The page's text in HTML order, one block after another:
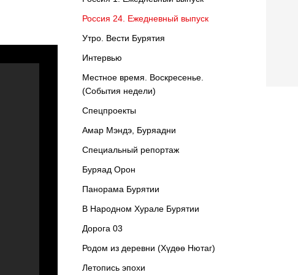
Россия 24. Ежедневный выпуск
Утро. Вести Бурятия
Интервью
Местное время. Воскресенье.
(События недели)
Спецпроекты
Амар Мэндэ, Буряадни
Специальный репортаж
Буряад Орон
Панорама Бурятии
В Народном Хурале Бурятии
Дорога 03
Родом из деревни (Хүдөө Нютаг)
Летопись эпохи